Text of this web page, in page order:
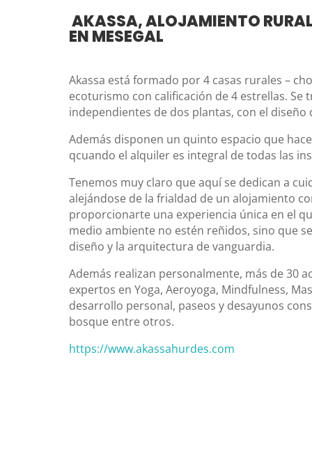
AKASSA, ALOJAMIENTO
EN MESEGAL
Akassa está formado por 4 casas rurales –
ecoturismo con calificación de 4 estrellas. Se
independientes de dos plantas, con el
Además disponen un quinto espacio que
qcuando el alquiler es integral de todas las
Tenemos muy claro que aquí se dedican a
alejándose de la frialdad de un alojamiento
proporcionarte una experiencia única en el
medio ambiente no estén reñidos, sino que
diseño y la arquitectura de vanguardia.
Además realizan personalmente, más de 30
expertos en Yoga, Aeroyoga, Mindfulness,
desarrollo personal, paseos y desayunos
bosque entre otros.
https://www.akassahurdes.com